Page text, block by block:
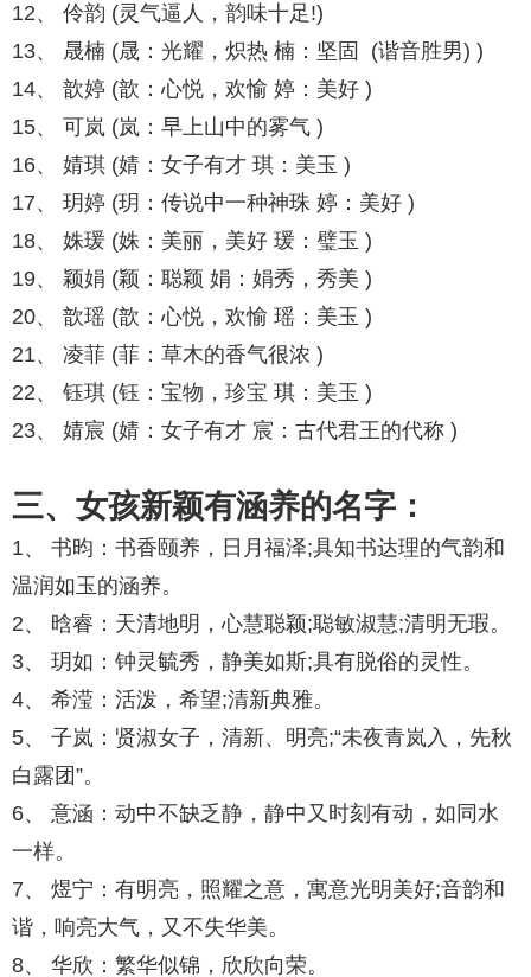
12、 伶韵 (灵气逼人，韵味十足!)
13、 晟楠 (晟：光耀，炽热 楠：坚固 (谐音胜男) )
14、 歆婷 (歆：心悦，欢愉 婷：美好 )
15、 可岚 (岚：早上山中的雾气 )
16、 婧琪 (婧：女子有才 琪：美玉 )
17、 玥婷 (玥：传说中一种神珠 婷：美好 )
18、 姝瑗 (姝：美丽，美好 瑗：璧玉 )
19、 颖娟 (颖：聪颖 娟：娟秀，秀美 )
20、 歆瑶 (歆：心悦，欢愉 瑶：美玉 )
21、 凌菲 (菲：草木的香气很浓 )
22、 钰琪 (钰：宝物，珍宝 琪：美玉 )
23、 婧宸 (婧：女子有才 宸：古代君王的代称 )
三、女孩新颖有涵养的名字：
1、 书昀：书香颐养，日月福泽;具知书达理的气韵和
温润如玉的涵养。
2、 晗睿：天清地明，心慧聪颖;聪敏淑慧;清明无瑕。
3、 玥如：钟灵毓秀，静美如斯;具有脱俗的灵性。
4、 希滢：活泼，希望;清新典雅。
5、 子岚：贤淑女子，清新、明亮;“未夜青岚入，先秋
白露团”。
6、 意涵：动中不缺乏静，静中又时刻有动，如同水
一样。
7、 煜宁：有明亮，照耀之意，寓意光明美好;音韵和
谐，响亮大气，又不失华美。
8、 华欣：繁华似锦，欣欣向荣。